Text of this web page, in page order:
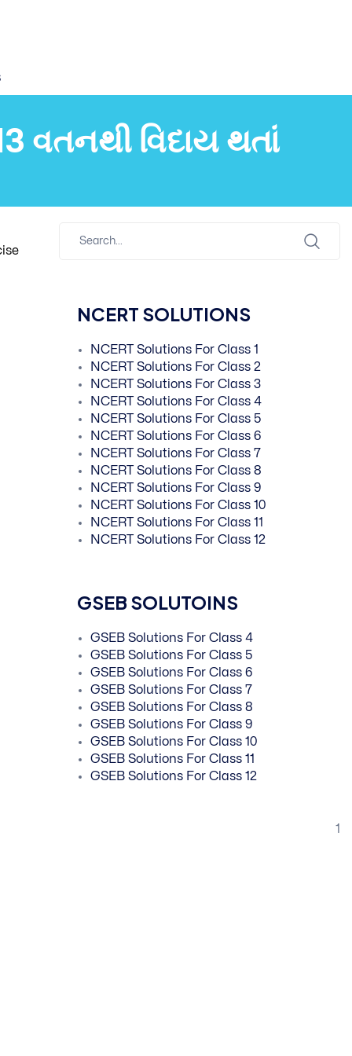
વતનથી વિદાય થતાં
NCERT SOLUTIONS
NCERT Solutions For Class 1
NCERT Solutions For Class 2
NCERT Solutions For Class 3
NCERT Solutions For Class 4
NCERT Solutions For Class 5
NCERT Solutions For Class 6
NCERT Solutions For Class 7
NCERT Solutions For Class 8
NCERT Solutions For Class 9
NCERT Solutions For Class 10
NCERT Solutions For Class 11
NCERT Solutions For Class 12
GSEB SOLUTOINS
GSEB Solutions For Class 4
GSEB Solutions For Class 5
GSEB Solutions For Class 6
GSEB Solutions For Class 7
GSEB Solutions For Class 8
GSEB Solutions For Class 9
GSEB Solutions For Class 10
GSEB Solutions For Class 11
GSEB Solutions For Class 12
1